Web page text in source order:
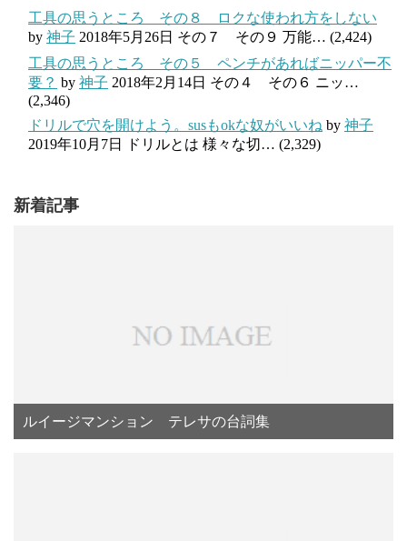
工具の思うところ その８ ロクな使われ方をしない
by 神子 2018年5月26日 その７ その９ 万能… (2,424)
工具の思うところ その５ ペンチがあればニッパー不
要？ by 神子 2018年2月14日 その４ その６ ニッ…
(2,346)
ドリルで穴を開けよう。susもokな奴がいいね by 神子
2019年10月7日
ドリルとは 様々な切… (2,329)
新着記事
ルイージマンション テレサの台詞集